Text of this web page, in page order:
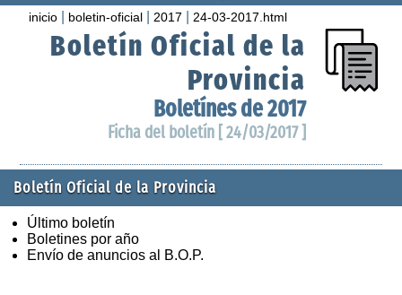
inicio boletin-oficial 2017 24-03-2017.html
Boletín Oficial de la
Provincia
Boletínes de 2017
Ficha del boletín [ 24/03/2017 ]
Boletín Oficial de la Provincia
Último boletín
Boletines por año
Envío de anuncios al B.O.P.